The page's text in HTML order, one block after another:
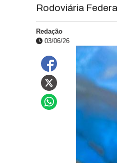
Rodoviária
Redação
03/06/26